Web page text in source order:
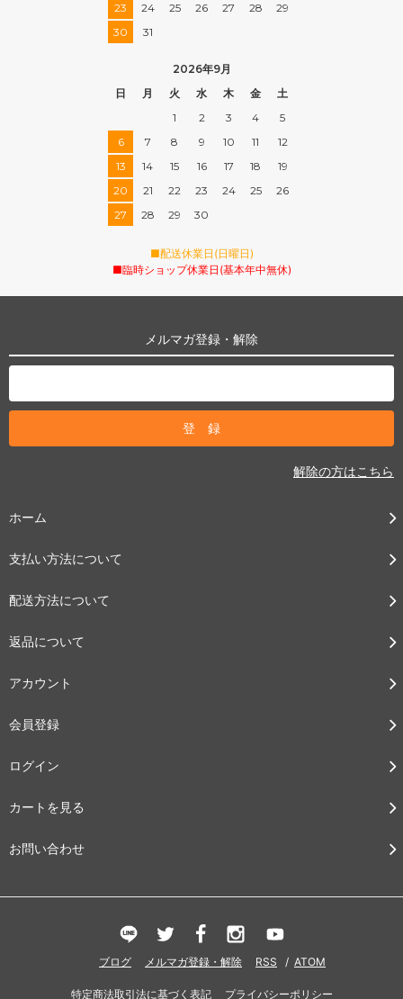
23
24 25 26 27 28
29
30
31
2026年9月
日
月 火 水 木 金
土
1
2 3 4
5
6
7 8 9 10 11
12
13
14 15 16 17 18
19
20
21 22 23 24 25
26
27
28 29 30
■配送休業日(日曜日)
■臨時ショップ休業日(基本年中無休)
メルマガ登録・解除
解除の方はこちら
ホーム
支払い方法について
配送方法について
返品について
アカウント
会員登録
ログイン
カートを見る
お問い合わせ
ブログ メルマガ登録・解除 RSS / ATOM
特定商法取引法に基づく表記 プライバシーポリシー